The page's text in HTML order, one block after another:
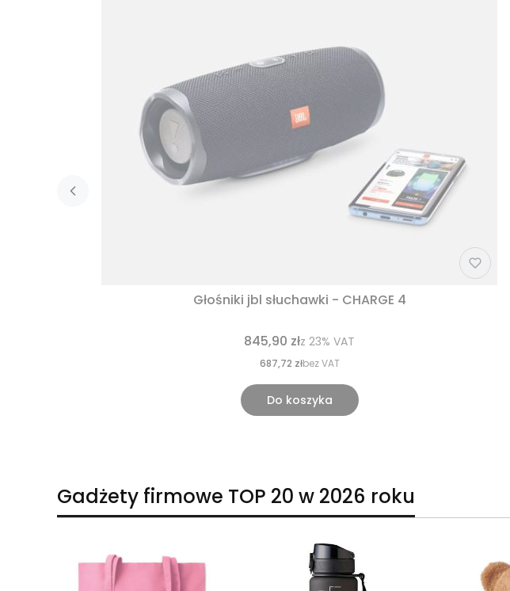
Głośniki jbl słuchawki - CHARGE 4
845,90 złz 23% VAT
687,72 złbez VAT
Do koszyka
Gadżety firmowe TOP 20 w 2026 roku